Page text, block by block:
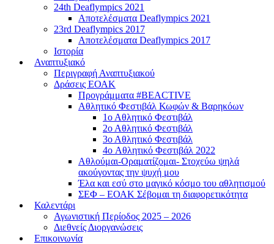
24th Deaflympics 2021
Αποτελέσματα Deaflympics 2021
23rd Deaflympics 2017
Αποτελέσματα Deaflympics 2017
Ιστορία
Αναπτυξιακό
Περιγραφή Αναπτυξιακού
Δράσεις ΕΟΑΚ
Προγράμματα #BEACTIVE
Αθλητικό Φεστιβάλ Κωφών & Βαρηκόων
1ο Αθλητικό Φεστιβάλ
2ο Αθλητικό Φεστιβάλ
3ο Αθλητικό Φεστιβάλ
4o Αθλητικό Φεστιβάλ 2022
Αθλούμαι-Οραματίζομαι- Στοχεύω ψηλά
ακούγοντας την ψυχή μου
Έλα και εσύ στο μαγικό κόσμο του αθλητισμού
ΣΕΦ – ΕΟΑΚ Σέβομαι τη διαφορετικότητα
Καλεντάρι
Αγωνιστική Περίοδος 2025 – 2026
Διεθνείς Διοργανώσεις
Επικοινωνία